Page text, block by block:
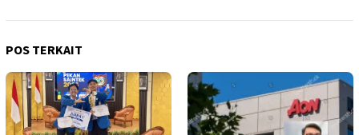
POS TERKAIT